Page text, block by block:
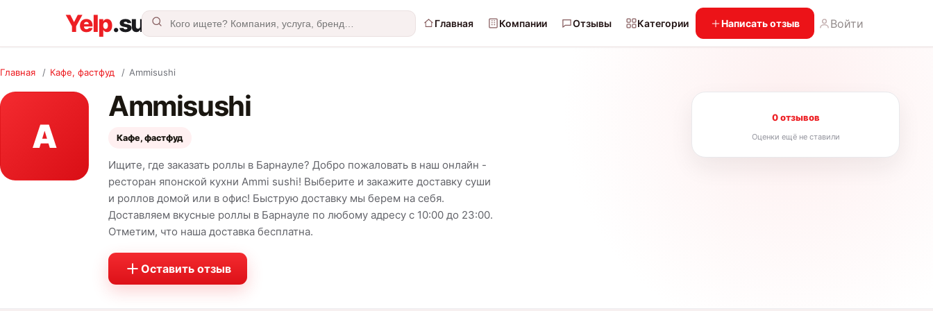
Главная Компании Отзывы Категории Написать отзыв Войти
Главная / Кафе, фастфуд / Ammisushi
A
Ammisushi
Кафе, фастфуд
Ищите, где заказать роллы в Барнауле? Добро пожаловать в наш онлайн -
ресторан японской кухни Ammi sushi! Выберите и закажите доставку суши
и роллов домой или в офис! Быструю доставку мы берем на себя.
Доставляем вкусные роллы в Барнауле по любому адресу с 10:00 до 23:00.
Отметим, что наша доставка бесплатна.
Оставить отзыв
0 отзывов
Оценки ещё не ставили